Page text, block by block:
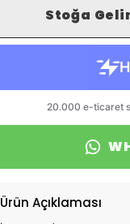
Stoğa
Ürün Açıklaması